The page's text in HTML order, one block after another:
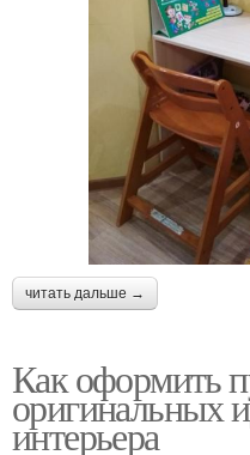
читать дальше →
Как оформить
оригинальных
интерьера